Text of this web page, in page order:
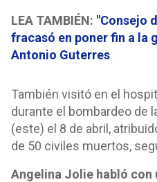
LEA TAMBIÉN: "Consejo
fracasó en poner fin a la
Antonio Guterres
También visitó en el
durante el bombardeo de
(este) el 8 de abril,
de 50 civiles muertos,
Angelina Jolie habló con